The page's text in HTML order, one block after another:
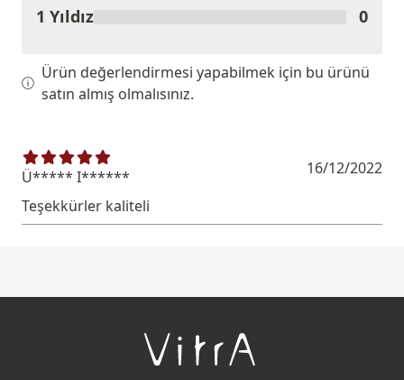
1 Yıldız
0
Ürün değerlendirmesi yapabilmek için bu ürünü
satın almış olmalısınız.
Ü***** I******
16/12/2022
Teşekkürler kaliteli